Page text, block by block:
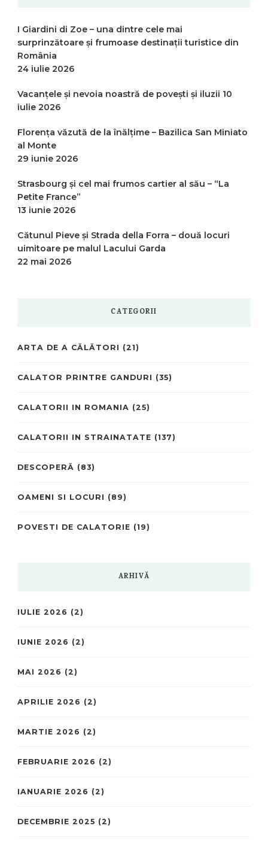
I Giardini di Zoe – una dintre cele mai
surprinzătoare și frumoase destinații turistice din
România
24 iulie 2026
Vacanțele și nevoia noastră de povești și iluzii 10
iulie 2026
Florența văzută de la înălțime – Bazilica San Miniato
al Monte
29 iunie 2026
Strasbourg și cel mai frumos cartier al său – “La
Petite France”
13 iunie 2026
Cătunul Pieve și Strada della Forra – două locuri
uimitoare pe malul Lacului Garda
22 mai 2026
CATEGORII
ARTA DE A CĂLĂTORI (21)
CALATOR PRINTRE GANDURI (35)
CALATORII IN ROMANIA (25)
CALATORII IN STRAINATATE (137)
DESCOPERĂ (83)
OAMENI SI LOCURI (89)
POVESTI DE CALATORIE (19)
ARHIVĂ
IULIE 2026 (2)
IUNIE 2026 (2)
MAI 2026 (2)
APRILIE 2026 (2)
MARTIE 2026 (2)
FEBRUARIE 2026 (2)
IANUARIE 2026 (2)
DECEMBRIE 2025 (2)